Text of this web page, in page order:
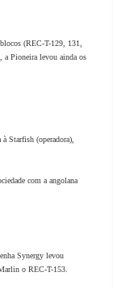
(REC-T-129, 131,
a Pioneira levou ainda os
Starfish (operadora),
com a angolana
Synergy levou
o REC-T-153.